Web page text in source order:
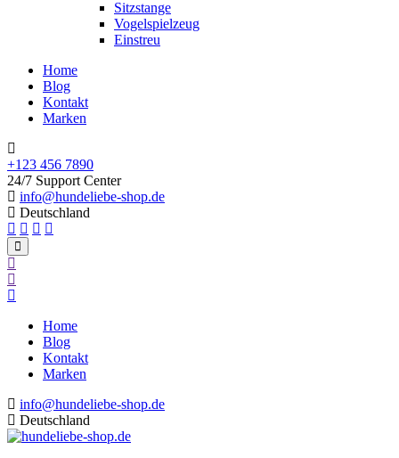
Sitzstange
Vogelspielzeug
Einstreu
Home
Blog
Kontakt
Marken
+123 456 7890
24/7 Support Center
info@hundeliebe-shop.de
Deutschland
Home
Blog
Kontakt
Marken
info@hundeliebe-shop.de
Deutschland